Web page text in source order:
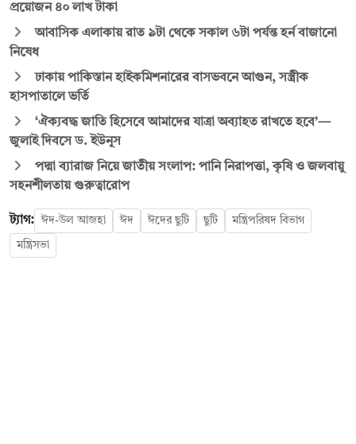
প্রয়োজন ৪০ লাখ টাকা
আবাসিক এলাকায় রাত ৯টা থেকে সকাল ৬টা পর্যন্ত হর্ন বাজানো
নিষেধ
ঢাকায় পাকিস্তান হাইকমিশনারের বাসভবনে আগুন, সস্ত্রীক
হাসপাতালে ভর্তি
‘ঐক্যবদ্ধ জাতি হিসেবে আমাদের যাত্রা অব্যাহত রাখতে হবে’—
জুলাই দিবসে ড. ইউনূস
পদ্মা ব্যারাজ নিয়ে জাতীয় সংলাপ: পানি নিরাপত্তা, কৃষি ও জলবায়ু
সহনশীলতায় গুরুত্বারোপ
ট্যাগ: ঈদ-উল আজহা ঈদ ঈদের ছুটি ছুটি মন্ত্রিপরিষদ বিভাগ
মন্ত্রিসভা